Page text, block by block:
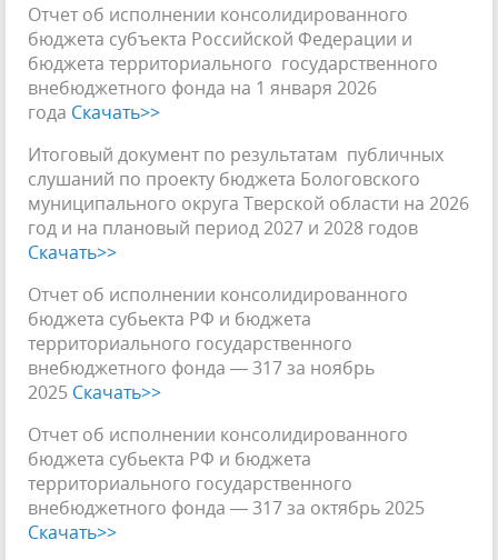
Отчет об исполнении консолидированного
бюджета субъекта Российской Федерации и
бюджета территориального государственного
внебюджетного фонда на 1 января 2026
года Скачать>>
Итоговый документ по результатам публичных
слушаний по проекту бюджета Бологовского
муниципального округа Тверской области на 2026
год и на плановый период 2027 и 2028 годов
Скачать>>
Отчет об исполнении консолидированного
бюджета субьекта РФ и бюджета
территориального государственного
внебюджетного фонда — 317 за ноябрь
2025 Скачать>>
Отчет об исполнении консолидированного
бюджета субьекта РФ и бюджета
территориального государственного
внебюджетного фонда — 317 за октябрь 2025
Скачать>>